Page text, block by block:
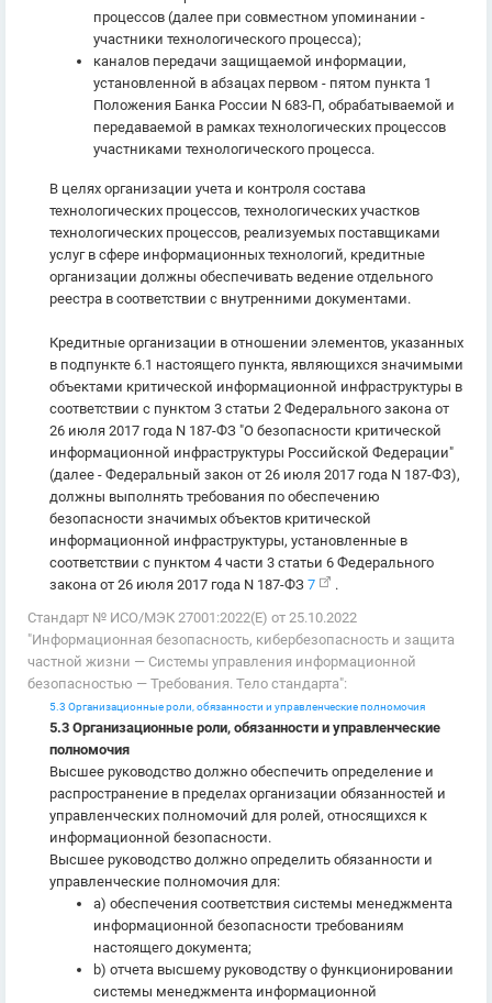
процессов (далее при совместном упоминании -
участники технологического процесса);
каналов передачи защищаемой информации,
установленной в абзацах первом - пятом пункта 1
Положения Банка России N 683-П, обрабатываемой и
передаваемой в рамках технологических процессов
участниками технологического процесса.
В целях организации учета и контроля состава
технологических процессов, технологических участков
технологических процессов, реализуемых поставщиками
услуг в сфере информационных технологий, кредитные
организации должны обеспечивать ведение отдельного
реестра в соответствии с внутренними документами.
Кредитные организации в отношении элементов, указанных
в подпункте 6.1 настоящего пункта, являющихся значимыми
объектами критической информационной инфраструктуры в
соответствии с пунктом 3 статьи 2 Федерального закона от
26 июля 2017 года N 187-ФЗ "О безопасности критической
информационной инфраструктуры Российской Федерации"
(далее - Федеральный закон от 26 июля 2017 года N 187-ФЗ),
должны выполнять требования по обеспечению
безопасности значимых объектов критической
информационной инфраструктуры, установленные в
соответствии с пунктом 4 части 3 статьи 6 Федерального
закона от 26 июля 2017 года N 187-ФЗ 7
.
Стандарт № ИСО/МЭК 27001:2022(E) от 25.10.2022
"Информационная безопасность, кибербезопасность и защита
частной жизни — Системы управления информационной
безопасностью — Требования. Тело стандарта":
5.3 Организационные роли, обязанности и управленческие полномочия
5.3 Организационные роли, обязанности и управленческие
полномочия
Высшее руководство должно обеспечить определение и
распространение в пределах организации обязанностей и
управленческих полномочий для ролей, относящихся к
информационной безопасности.
Высшее руководство должно определить обязанности и
управленческие полномочия для:
a) обеспечения соответствия системы менеджмента
информационной безопасности требованиям
настоящего документа;
b) отчета высшему руководству о функционировании
системы менеджмента информационной